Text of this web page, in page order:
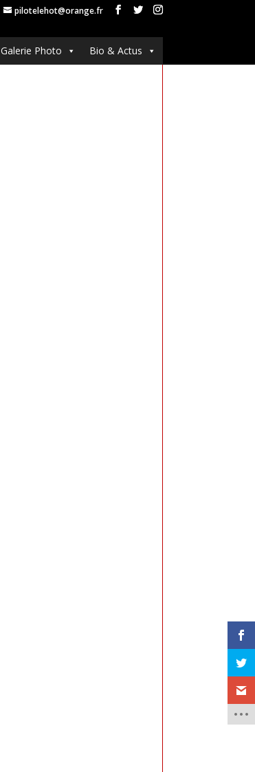
pilotelehot@orange.fr
Galerie Photo Bio & Actus